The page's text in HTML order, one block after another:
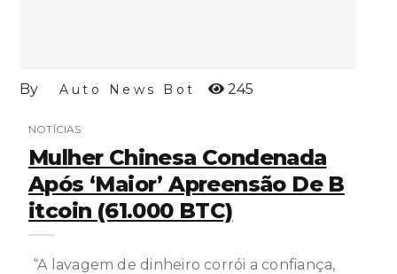
By Auto News Bot 245
NOTÍCIAS
Mulher Chinesa Condenada
Após ‘maior’ Apreensão De B
Itcoin (61.000 BTC)
“A lavagem de dinheiro corrói a confiança,